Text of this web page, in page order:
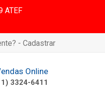
ATEF
- Cadastrar
Online
3324-6411